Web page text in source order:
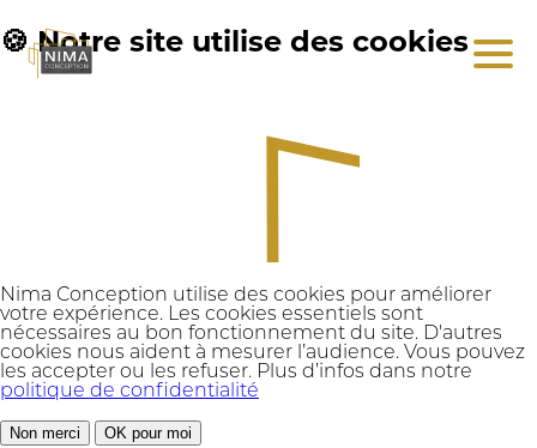
🍪 Notre site utilise des cookies
Nima Conception utilise des cookies pour améliorer
votre expérience. Les cookies essentiels sont
nécessaires au bon fonctionnement du site. D'autres
cookies nous aident à mesurer l’audience. Vous pouvez
les accepter ou les refuser. Plus d’infos dans notre
politique de confidentialité
Non merci OK pour moi